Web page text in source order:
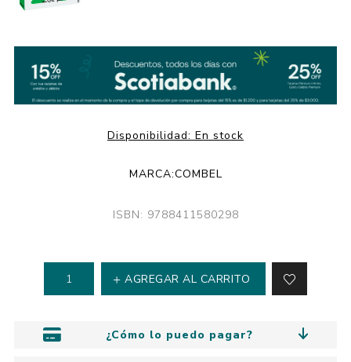
Disponibilidad: En stock
MARCA:COMBEL
ISBN: 9788411580298
AGREGAR AL CARRITO
¿Cómo lo puedo pagar?